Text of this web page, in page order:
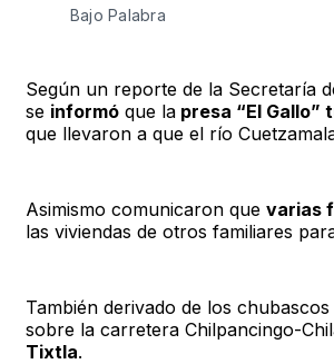
Bajo Palabra
Según un reporte de la Secretaría
se informóque lapresa “El Gallo”
que llevaron a que el río
Asimismo comunicaron que varias
las viviendas de otros familiares
También derivado de los
sobre la carretera Chilpancingo-
Tixtla.